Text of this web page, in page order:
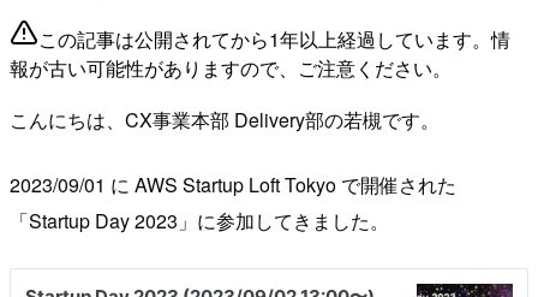
この記事は公開されてから1年以上経過しています。情
報が古い可能性がありますので、ご注意ください。
こんにちは、CX事業本部 Delivery部の若槻です。
2023/09/01 に AWS Startup Loft Tokyo で開催された
「Startup Day 2023」に参加してきました。